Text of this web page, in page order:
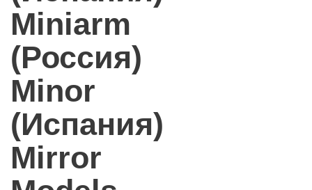
Miniarm
(Россия)
Minor
(Испания)
Mirror